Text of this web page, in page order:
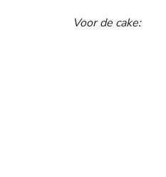
Voor de cake: